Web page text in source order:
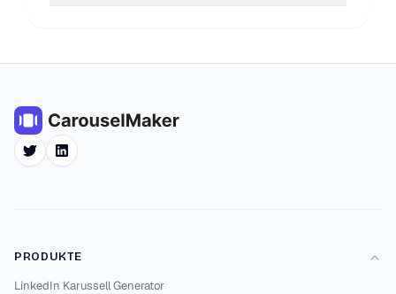
TwitterLinkedIn
PRODUKTE
LinkedIn Karussell Generator